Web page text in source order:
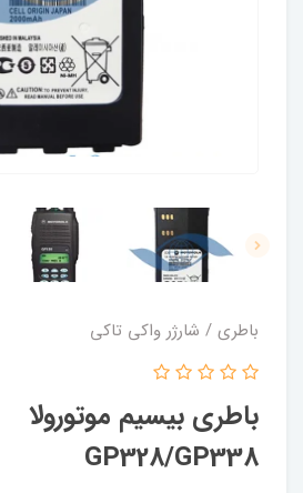
باطری / شارژر واکی تاکی
باطری بیسیم موتورولا
GP328/GP338